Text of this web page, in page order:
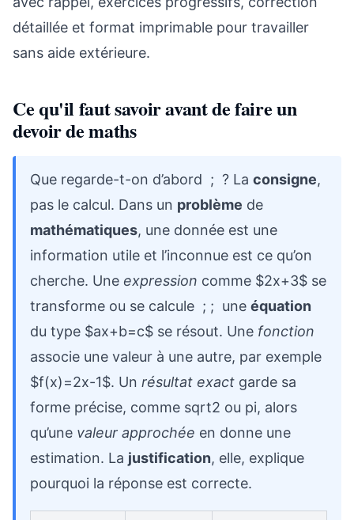
détaillée et format imprimable pour travailler
sans aide extérieure.
Ce qu'il faut savoir avant de faire un
devoir de maths
Que regarde-t-on d’abord ; ? La consigne,
pas le calcul. Dans un problème de
mathématiques, une donnée est une
information utile et l’inconnue est ce qu’on
cherche. Une expression comme $2x+3$ se
transforme ou se calcule ; ; une équation
du type $ax+b=c$ se résout. Une fonction
associe une valeur à une autre, par exemple
$f(x)=2x-1$. Un résultat exact garde sa
forme précise, comme sqrt2 ou pi, alors
qu’une valeur approchée en donne une
estimation. La justification, elle, explique
pourquoi la réponse est correcte.